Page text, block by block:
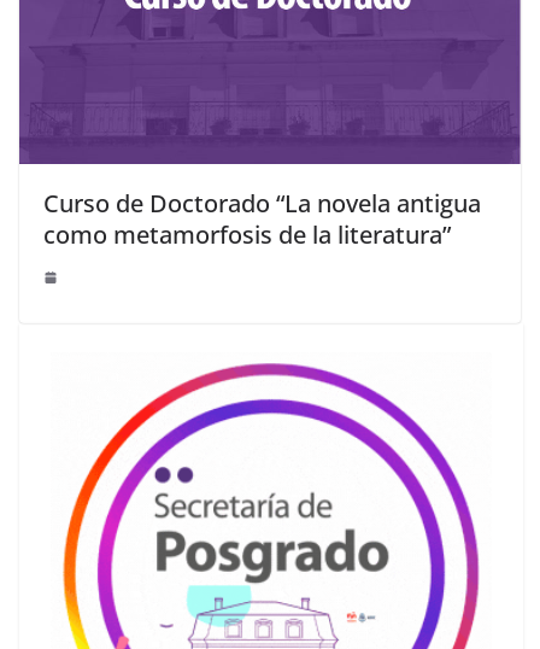
Curso de Doctorado “La novela antigua
como metamorfosis de la literatura”